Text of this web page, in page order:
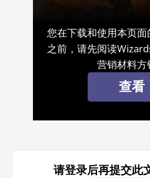
您在下载和使用本页
之前，请先阅读
营销材料方
查看
请登录后再提交此